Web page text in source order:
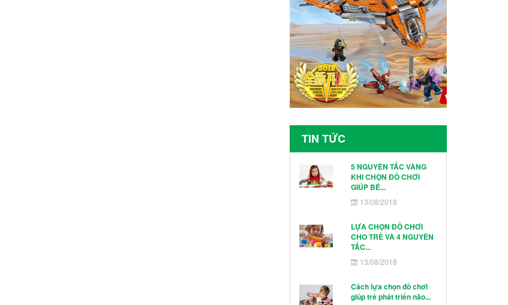
TIN TỨC
5 NGUYÊN TẮC VÀNG
KHI CHỌN ĐỒ CHƠI
GIÚP BÉ...
13/08/2018
LỰA CHỌN ĐỒ CHƠI
CHO TRẺ VÀ 4 NGUYÊN
TẮC...
13/08/2018
Cách lựa chọn đồ chơi
giúp trẻ phát triển não...